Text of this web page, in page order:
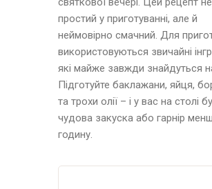
простий у приготуванні, але й
неймовірно смачний. Для
використовуються звичайні
які майже завжди знайдуться
Підготуйте баклажани, яйця,
та трохи олії – і у вас на столі
чудова закуска або гарнір
годину.